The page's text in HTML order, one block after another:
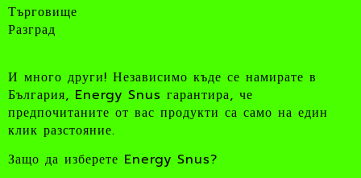
Търговище
Разград
И много други! Независимо къде се намирате в
България, Energy Snus гарантира, че
предпочитаните от вас продукти са само на един
клик разстояние.
Защо да изберете Energy Snus?